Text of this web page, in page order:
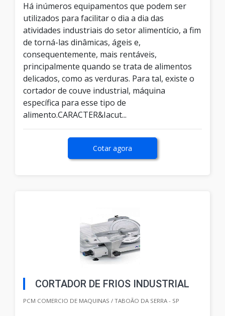
Há inúmeros equipamentos que podem ser
utilizados para facilitar o dia a dia das
atividades industriais do setor alimentício, a fim
de torná-las dinâmicas, ágeis e,
consequentemente, mais rentáveis,
principalmente quando se trata de alimentos
delicados, como as verduras. Para tal, existe o
cortador de couve industrial, máquina
específica para esse tipo de
alimento.CARACTER&Iacut...
Cotar agora
CORTADOR DE FRIOS INDUSTRIAL
PCM COMERCIO DE MAQUINAS / TABOÃO DA SERRA - SP